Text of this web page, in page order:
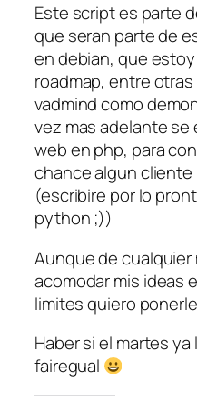
Este script es parte
que seran parte de
en debian, que
roadmap, entre
vadmind como
vez mas adelante
web en php, para
chance algun
(escribire por lo
python ;))
Aunque de cualquier
acomodar mis ideas
limites quiero
Haber si el martes
fairegual